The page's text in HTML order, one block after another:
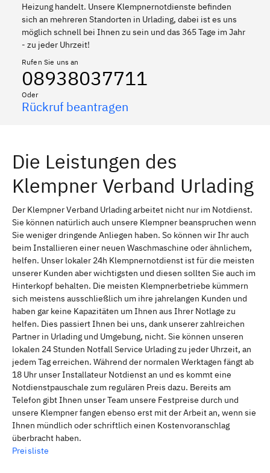
Heizung handelt. Unsere Klempnernotdienste befinden
sich an mehreren Standorten in Urlading, dabei ist es uns
möglich schnell bei Ihnen zu sein und das 365 Tage im Jahr
- zu jeder Uhrzeit!
Rufen Sie uns an
08938037711
Oder
Rückruf beantragen
Die Leistungen des
Klempner Verband Urlading
Der Klempner Verband Urlading arbeitet nicht nur im Notdienst.
Sie können natürlich auch unsere Klempner beanspruchen wenn
Sie weniger dringende Anliegen haben. So können wir Ihr auch
beim Installieren einer neuen Waschmaschine oder ähnlichem,
helfen. Unser lokaler 24h Klempnernotdienst ist für die meisten
unserer Kunden aber wichtigsten und diesen sollten Sie auch im
Hinterkopf behalten. Die meisten Klempnerbetriebe kümmern
sich meistens ausschließlich um ihre jahrelangen Kunden und
haben gar keine Kapazitäten um Ihnen aus Ihrer Notlage zu
helfen. Dies passiert Ihnen bei uns, dank unserer zahlreichen
Partner in Urlading und Umgebung, nicht. Sie können unseren
lokalen 24 Stunden Notfall Service Urlading zu jeder Uhrzeit, an
jedem Tag erreichen. Während der normalen Werktagen fängt ab
18 Uhr unser Installateur Notdienst an und es kommt eine
Notdienstpauschale zum regulären Preis dazu. Bereits am
Telefon gibt Ihnen unser Team unsere Festpreise durch und
unsere Klempner fangen ebenso erst mit der Arbeit an, wenn sie
Ihnen mündlich oder schriftlich einen Kostenvoranschlag
überbracht haben.
Preisliste